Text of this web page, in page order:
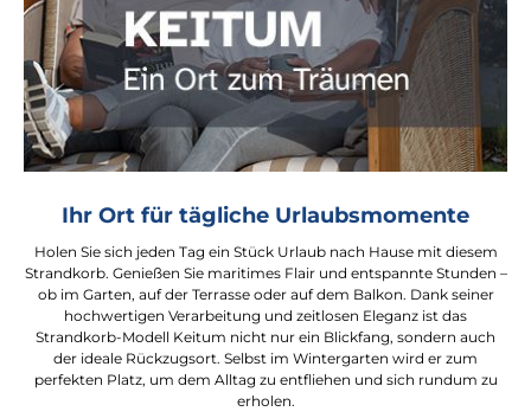
Ihr Ort für tägliche Urlaubsmomente
Holen Sie sich jeden Tag ein Stück Urlaub nach Hause mit diesem
Strandkorb. Genießen Sie maritimes Flair und entspannte Stunden –
ob im Garten, auf der Terrasse oder auf dem Balkon. Dank seiner
hochwertigen Verarbeitung und zeitlosen Eleganz ist das
Strandkorb-Modell Keitum nicht nur ein Blickfang, sondern auch
der ideale Rückzugsort. Selbst im Wintergarten wird er zum
perfekten Platz, um dem Alltag zu entfliehen und sich rundum zu
erholen.